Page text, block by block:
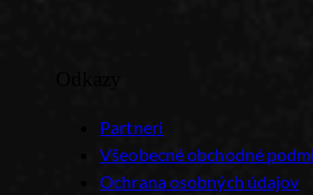
Partneri
Všeobecné obchodné
Ochrana osobných údajov